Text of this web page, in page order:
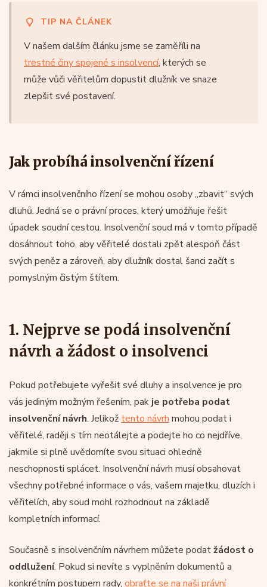
TIP NA ČLÁNEK
V našem dalším článku jsme se zaměříli na
trestné činy spojené s insolvencí, kterých se
může vůči věřitelům dopustit dlužník ve snaze
zlepšit své postavení.
Jak probíhá insolvenční řízení
V rámci insolvenčního řízení se mohou osoby „zbavit“ svých
dluhů. Jedná se o právní proces, který umožňuje řešit
úpadek soudní cestou. Insolvenční soud má v tomto případě
dosáhnout toho, aby věřitelé dostali zpět alespoň část
svých peněz a zároveň, aby dlužník dostal šanci začít s
pomyslným čistým štítem.
1. Nejprve se podá insolvenční
návrh a žádost o insolvenci
Pokud potřebujete vyřešit své dluhy a insolvence je pro
vás jediným možným řešením, pak je potřeba podat
insolvenční návrh. Jelikož tento návrh mohou podat i
věřitelé, raději s tím neotálejte a podejte ho co nejdříve,
jakmile si plně uvědomíte svou situaci ohledně
neschopnosti splácet. Insolvenční návrh musí obsahovat
všechny potřebné informace o vás, vašem majetku, dluzích i
věřitelích, aby soud mohl rozhodnout na základě
kompletních informací.
Současně s insolvenčním návrhem můžete podatžádost o
oddlužení. Pokud si nevíte s vyplněním dokumentů a
konkrétním postupem rady, obraťte se na naši právní